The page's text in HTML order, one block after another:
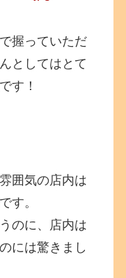
握っていただ
としてはとて
す！
囲気の店内は
す。
のに、店内は
には驚きまし